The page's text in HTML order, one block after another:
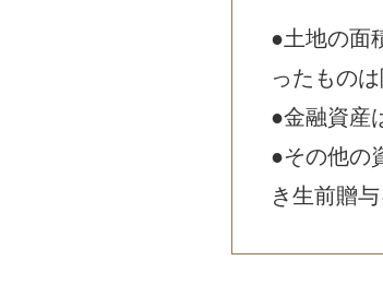
●土地の面
ったものは
●金融資産
●その他の
き生前贈